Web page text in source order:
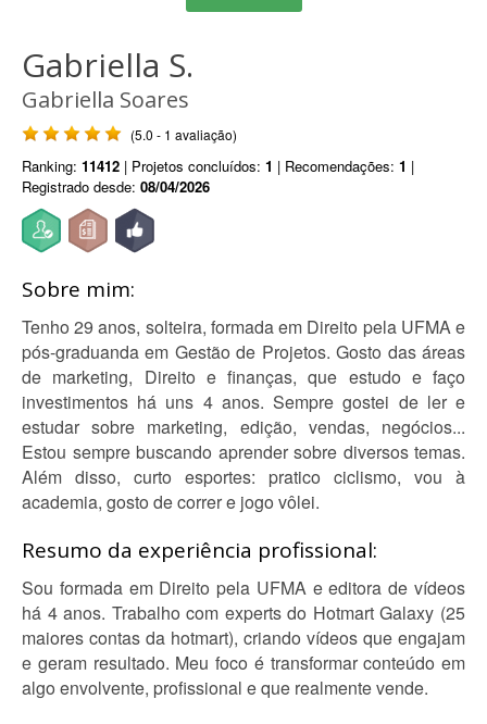
Gabriella S.
Gabriella Soares
(5.0 - 1 avaliação)
Ranking: 11412 | Projetos concluídos: 1 | Recomendações: 1 |
Registrado desde: 08/04/2026
Sobre mim:
Tenho 29 anos, solteira, formada em Direito pela UFMA e
pós-graduanda em Gestão de Projetos. Gosto das áreas
de marketing, Direito e finanças, que estudo e faço
investimentos há uns 4 anos. Sempre gostei de ler e
estudar sobre marketing, edição, vendas, negócios...
Estou sempre buscando aprender sobre diversos temas.
Além disso, curto esportes: pratico ciclismo, vou à
academia, gosto de correr e jogo vôlei.
Resumo da experiência profissional:
Sou formada em Direito pela UFMA e editora de vídeos
há 4 anos. Trabalho com experts do Hotmart Galaxy (25
maiores contas da hotmart), criando vídeos que engajam
e geram resultado. Meu foco é transformar conteúdo em
algo envolvente, profissional e que realmente vende.